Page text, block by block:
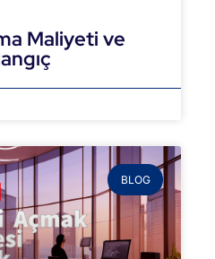
Maliyeti ve
BLOG